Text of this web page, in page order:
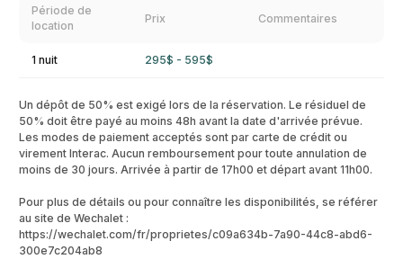
Période de
location
Prix Commentaires
1 nuit 295$ - 595$
Un dépôt de 50% est exigé lors de la réservation. Le résiduel de
50% doit être payé au moins 48h avant la date d'arrivée prévue.
Les modes de paiement acceptés sont par carte de crédit ou
virement Interac. Aucun remboursement pour toute annulation de
moins de 30 jours. Arrivée à partir de 17h00 et départ avant 11h00.
Pour plus de détails ou pour connaître les disponibilités, se référer
au site de Wechalet :
https://wechalet.com/fr/proprietes/c09a634b-7a90-44c8-abd6-
300e7c204ab8